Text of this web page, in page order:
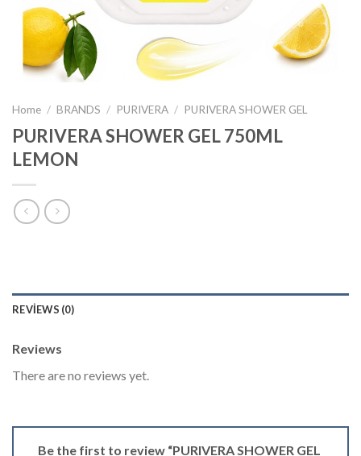
Home / BRANDS / PURIVERA / PURIVERA SHOWER GEL
PURIVERA SHOWER GEL 750ML
LEMON
REVIEWS (0)
Reviews
There are no reviews yet.
Be the first to review “PURIVERA SHOWER GEL